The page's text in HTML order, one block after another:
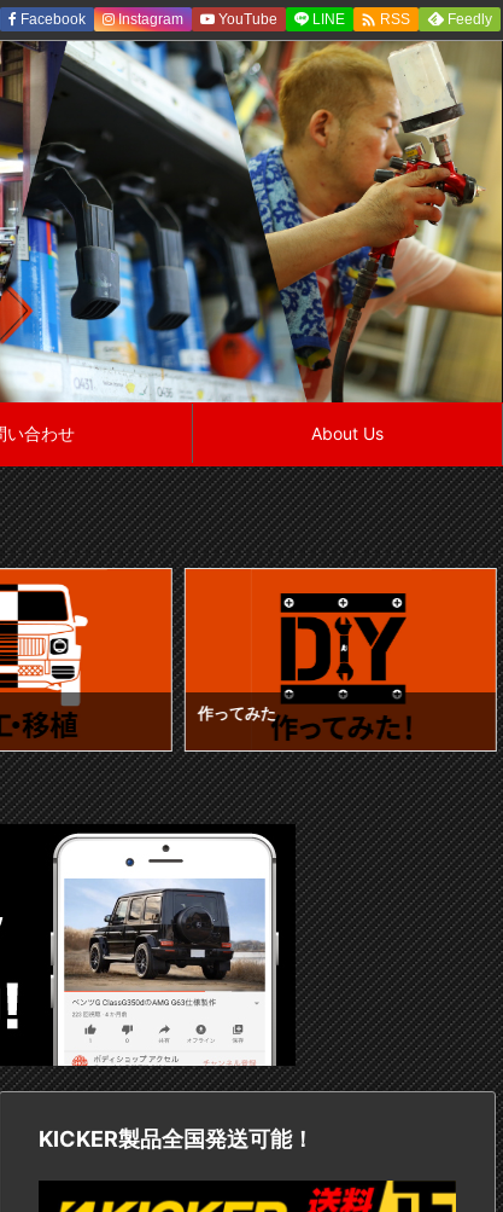
い合わせ About Us
Facebook Instagram YouTube LINE  RSS Feedly
作ってみた
KICKER製品全国発送可能！